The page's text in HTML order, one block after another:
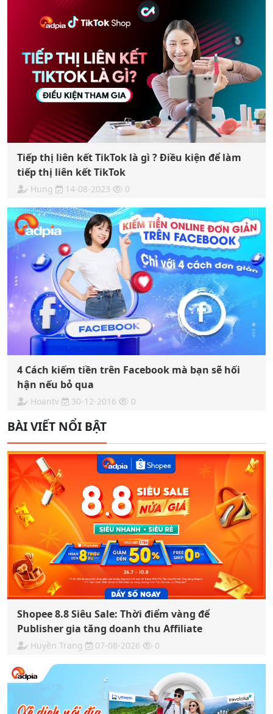
Tiếp thị liên kết TikTok là gì ? Điều kiện để làm
tiếp thị liên kết TikTok
Hung 14-08-2023 0
4 Cách kiếm tiền trên Facebook mà bạn sẽ hối
hận nếu bỏ qua
Hoantv 30-12-2016 0
BÀI VIẾT NỔI BẬT
Shopee 8.8 Siêu Sale: Thời điểm vàng để
Publisher gia tăng doanh thu Affiliate
Huyền Trang 07-08-2026 0